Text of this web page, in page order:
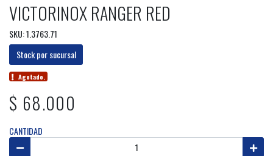
VICTORINOX RANGER RED
SKU: 1.3763.71
Stock por sucursal
Agotado.
$ 68.000
CANTIDAD